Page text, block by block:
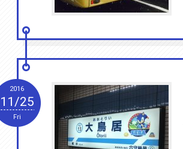
2016
11/25
Fri